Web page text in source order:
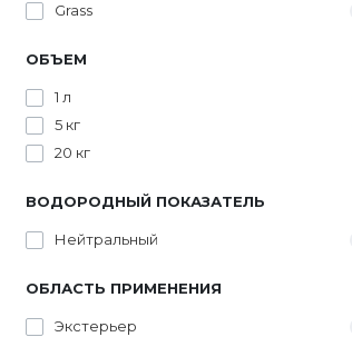
Grass
ОБЪЕМ
1 л
5 кг
20 кг
ВОДОРОДНЫЙ ПОКАЗАТЕЛЬ
Нейтральный
ОБЛАСТЬ ПРИМЕНЕНИЯ
Экстерьер